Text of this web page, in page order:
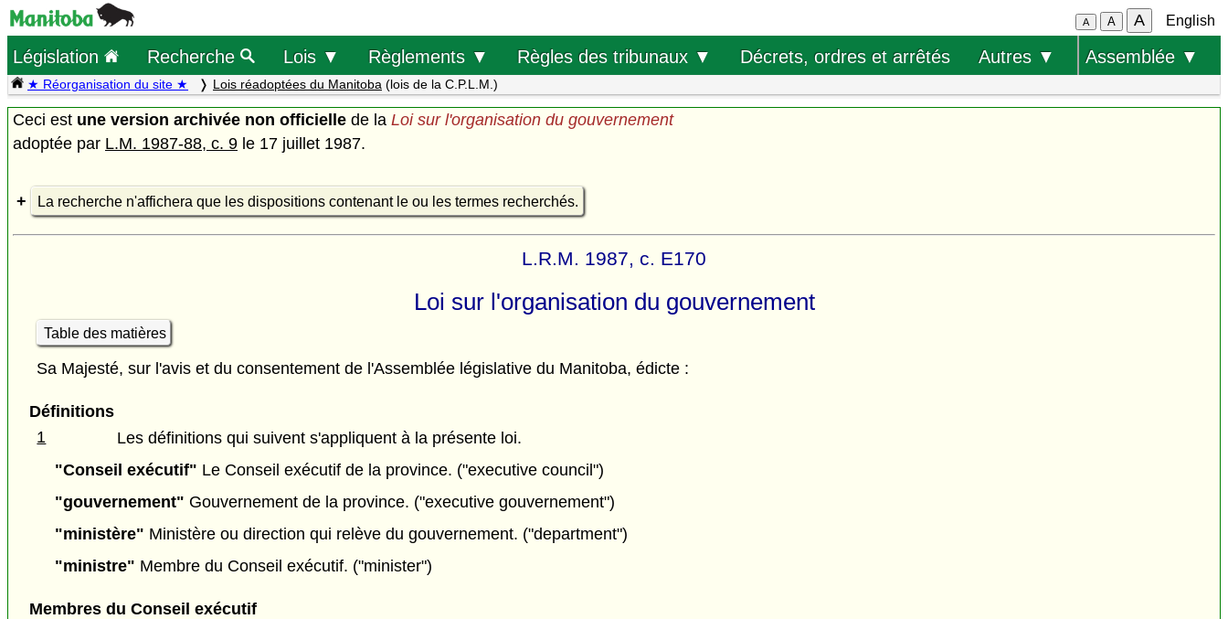
A A A English
Législation Recherche Lois ▼ Règlements ▼ Règles des tribunaux ▼ Décrets, ordres et arrêtés Autres ▼ Assemblée ▼
★ Réorganisation du site ★ Lois réadoptées du Manitoba (lois de la C.P.L.M.)
Ceci est une version archivée non officielle de la Loi sur l'organisation du gouvernement
adoptée par L.M. 1987-88, c. 9 le 17 juillet 1987.
La recherche n'affichera que les dispositions contenant le ou les termes recherchés.
L.R.M. 1987, c. E170
Loi sur l'organisation du gouvernement
Table des matières
Sa Majesté, sur l'avis et du consentement de l'Assemblée législative du Manitoba, édicte :
Définitions
1
Les définitions qui suivent s'appliquent à la présente loi.
"Conseil exécutif" Le Conseil exécutif de la province. ("executive council")
"gouvernement" Gouvernement de la province. ("executive gouvernement")
"ministère" Ministère ou direction qui relève du gouvernement. ("department")
"ministre" Membre du Conseil exécutif. ("minister")
Membres du Conseil exécutif